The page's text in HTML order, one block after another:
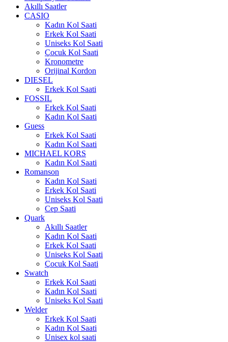
Akıllı Saatler
CASIO
Kadın Kol Saati
Erkek Kol Saati
Uniseks Kol Saati
Çocuk Kol Saati
Kronometre
Orijinal Kordon
DIESEL
Erkek Kol Saati
FOSSIL
Erkek Kol Saati
Kadın Kol Saati
Guess
Erkek Kol Saati
Kadın Kol Saati
MICHAEL KORS
Kadın Kol Saati
Romanson
Kadın Kol Saati
Erkek Kol Saati
Uniseks Kol Saati
Cep Saati
Quark
Akıllı Saatler
Kadın Kol Saati
Erkek Kol Saati
Uniseks Kol Saati
Çocuk Kol Saati
Swatch
Erkek Kol Saati
Kadın Kol Saati
Uniseks Kol Saati
Welder
Erkek Kol Saati
Kadın Kol Saati
Unisex kol saati